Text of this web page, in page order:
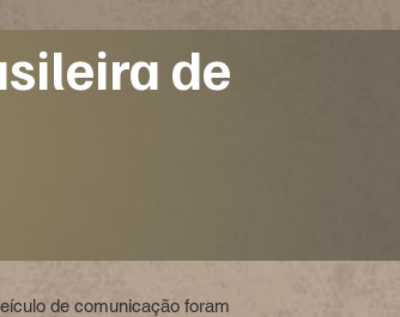
de
de comunicação foram